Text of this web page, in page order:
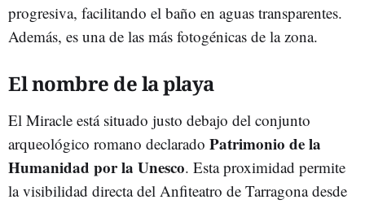
progresiva, facilitando el baño en aguas transparentes.
Además, es una de las más fotogénicas de la zona.
El nombre de la playa
El Miracle está situado justo debajo del conjunto
arqueológico romano declarado Patrimonio de la
Humanidad por la Unesco. Esta proximidad permite
la visibilidad directa del Anfiteatro de Tarragona desde